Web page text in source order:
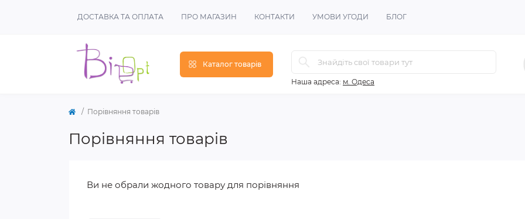
ДОСТАВКА ТА ОПЛАТА ПРО МАГАЗИН КОНТАКТИ УМОВИ УГОДИ БЛОГ
Каталог товарів
Наша адреса: м. Одеса
Порівняння товарів
Порівняння товарів
Ви не обрали жодного товару для порівняння